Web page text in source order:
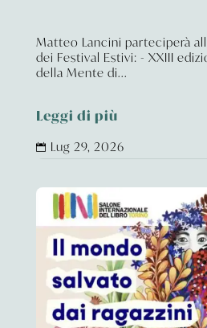
Matteo Lancini parteciperà
dei Festival Estivi: - XXIII
della Mente di...
Leggi di più
 Lug 29, 2026